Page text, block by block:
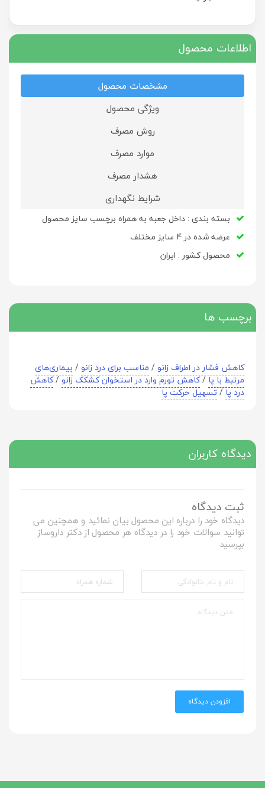
اطلاعات محصول
مشخصات محصول
ویژگی محصول
روش مصرف
موارد مصرف
هشدار مصرف
شرایط نگهداری
بسته بندی : داخل جعبه به همراه برچسب سایز محصول
عرضه شده در 4 سایز مختلف
محصول کشور : ایران
برچسب ها
کاهش فشار در اطراف زانو/ مناسب برای درد زانو/ بیماری‌های
مرتبط با پا/کاهش تورم وارد در استخوان کشکک زانو/کاهش
درد پا/تسهیل حرکت پا
دیدگاه کاربران
ثبت دیدگاه
دیدگاه خود را درباره این محصول بیان نمائید و همچنین می
توانید سوالات خود را در دیدگاه هر محصول از دکتر داروساز
بپرسید
افزودن دیدگاه